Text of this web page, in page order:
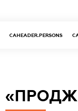
CAHEADER.PERSONS